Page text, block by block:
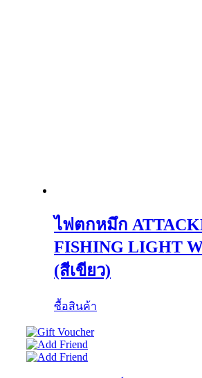
ไฟตกหมึก
FISHING LIGHT
(สีเขียว)
ซื้อสินค้า